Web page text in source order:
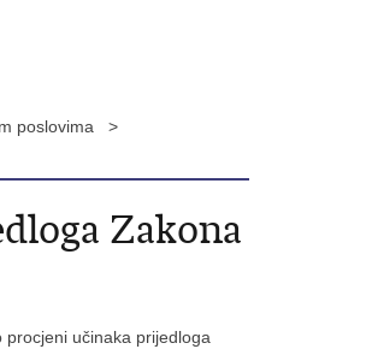
poslovima >
Zakona
procjeni učinaka prijedloga